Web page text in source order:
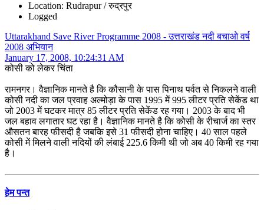
Location: Rudrapur / रुद्रपुर
Logged
Uttarakhand Save River Programme 2008 - उत्तराखंड नदी बचाओ वर्ष
2008 अभियान
January 17, 2008, 10:24:31 AM
कोसी को लेकर चिंता
रामनगर। वैज्ञानिक मानते है कि कौसानी के पास पिनाथ पर्वत से निकलने वाली
कोसी नदी का जल प्रवाह अल्मोड़ा के पास 1995 में 995 लीटर प्रति सेकेंड था
जो 2003 में घटकर मात्र 85 लीटर प्रति सेकेंड रह गया। 2003 के बाद भी
जल बहाव लगातार घट रहा है। वैज्ञानिक मानते है कि कोसी के रीचार्ज का स्तर
औसतन बारह फीसदी है जबकि इसे 31 फीसदी होना चाहिए। 40 साल पहले
कोसी में मिलने वाली नदियों की लंबाई 225.6 किमी थी जो अब 40 किमी रह गया
है।
हेम पन्त